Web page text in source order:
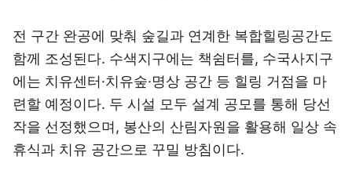
전 구간 완공에 맞춰 숲길과 연계한 복합힐링공간도
함께 조성된다. 수색지구에는 책쉼터를, 수국사지구
에는 치유센터·치유숲·명상 공간 등 힐링 거점을 마
련할 예정이다. 두 시설 모두 설계 공모를 통해 당선
작을 선정했으며, 봉산의 산림자원을 활용해 일상 속
휴식과 치유 공간으로 꾸밀 방침이다.